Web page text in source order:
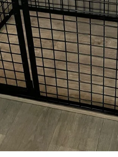
DÁRKOVÝ POUKAZ
500 Kč